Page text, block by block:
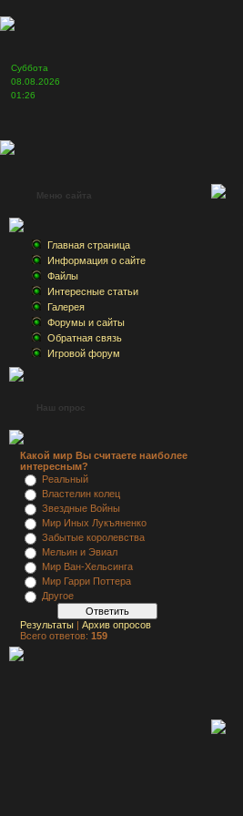
Суббота
08.08.2026
01:26
Меню сайта
Главная страница
Информация о сайте
Файлы
Интересные статьи
Галерея
Форумы и сайты
Обратная связь
Игровой форум
Наш опрос
Какой мир Вы считаете наиболее
интересным?
Реальный
Властелин колец
Звездные Войны
Мир Иных Лукъяненко
Забытые королевства
Мельин и Эвиал
Мир Ван-Хельсинга
Мир Гарри Поттера
Другое
Результаты | Архив опросов
Всего ответов: 159